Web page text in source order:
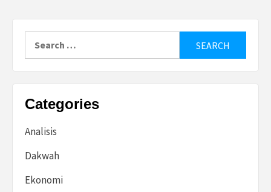
Categories
Analisis
Dakwah
Ekonomi